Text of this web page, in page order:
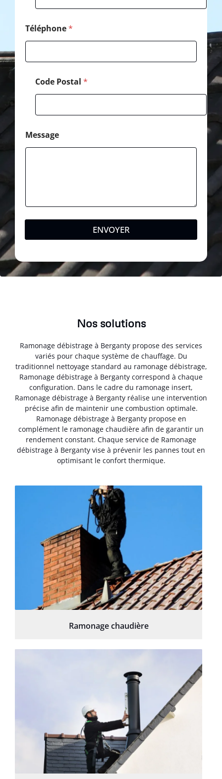
e
Téléphone*
Code Postal *
Message
ENVOYER
Nos solutions
Ramonage débistrage à Berganty propose des services
variés pour chaque système de chauffage. Du
traditionnel nettoyage standard au ramonage débistrage,
Ramonage débistrage à Berganty correspond à chaque
configuration. Dans le cadre du ramonage insert,
Ramonage débistrage à Berganty réalise une intervention
précise afin de maintenir une combustion optimale.
Ramonage débistrage à Berganty propose en
complément le ramonage chaudière afin de garantir un
rendement constant. Chaque service de Ramonage
débistrage à Berganty vise à prévenir les pannes tout en
optimisant le confort thermique.
Ramonage chaudière